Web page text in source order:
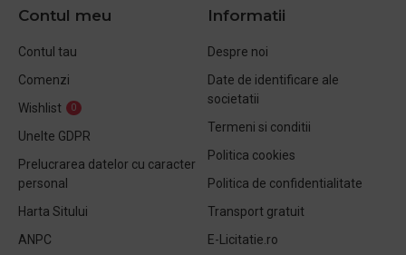
Contul meu
Contul tau
Comenzi
Wishlist
0
Unelte GDPR
Prelucrarea datelor cu caracter
personal
Harta Sitului
ANPC
Informatii
Despre noi
Date de identificare ale
societatii
Termeni si conditii
Politica cookies
Politica de confidentialitate
Transport gratuit
E-Licitatie.ro